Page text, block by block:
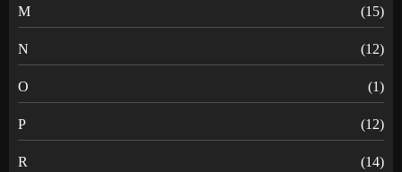
M (15)
N (12)
O (1)
P (12)
R (14)